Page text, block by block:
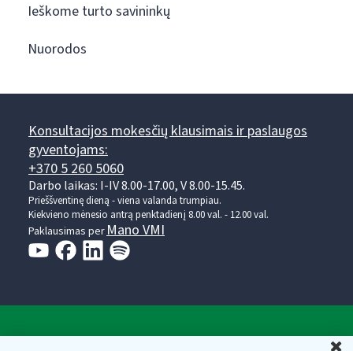
Ieškome turto savininkų
Nuorodos
Konsultacijos mokesčių klausimais ir paslaugos
gyventojams:
+370 5 260 5060
Darbo laikas: I-IV 8.00-17.00, V 8.00-15.45.
Prieššventinę dieną - viena valanda trumpiau.
Kiekvieno mėnesio antrą penktadienį 8.00 val. - 12.00 val.
Paklausimas per Mano VMI